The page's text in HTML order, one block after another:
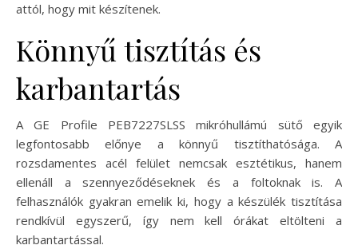
attól, hogy mit készítenek.
Könnyű tisztítás és
karbantartás
A GE Profile PEB7227SLSS mikróhullámú sütő egyik
legfontosabb előnye a könnyű tisztíthatósága. A
rozsdamentes acél felület nemcsak esztétikus, hanem
ellenáll a szennyeződéseknek és a foltoknak is. A
felhasználók gyakran emelik ki, hogy a készülék tisztítása
rendkívül egyszerű, így nem kell órákat eltölteni a
karbantartással.